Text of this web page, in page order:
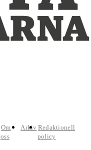
Om
oss
Arkiv Redaktionell
policy